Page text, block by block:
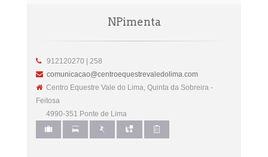
NPimenta
912120270 | 258
comunicacao@centroequestrevaledolima.com
Centro Equestre Vale do Lima, Quinta da Sobreira -
Feitosa
4990-351 Ponte de Lima